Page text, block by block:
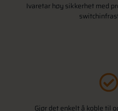
Ivaretar høy sikkerhet med
Gjør det enkelt å koble til